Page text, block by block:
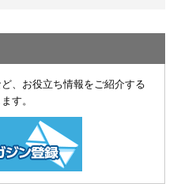
、お役立ち情報をご紹介する
す。